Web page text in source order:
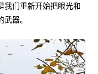
我们重新开始把眼光和
器。